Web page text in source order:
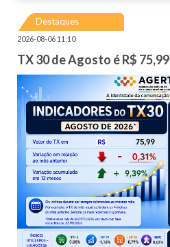
Destaques
2026-08-06 11:10
TX 30 de Agosto é R$ 75,99